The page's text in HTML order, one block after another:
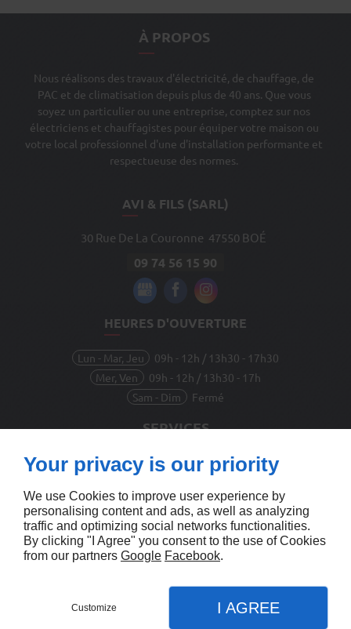
À PROPOS
Nous réalisons des travaux d'électricité, de chauffage, de
PAC et de climatisation depuis plus de 40 ans. Que vous
soyez un particulier ou une entreprise, comptez sur nos
électriciens et chauffagistes pour équiper votre maison ou
votre local professionnel d'une d'installation performante et
respectueuse des normes.
AVI & FILS (SARL)
30 Rue De La Couronne 47550 BOÉ
09 74 56 15 90
HEURES D'OUVERTURE
Lun - Mar, Jeu
09h - 12h / 13h30 - 17h30
Mer, Ven
09h - 12h / 13h30 - 17h
Sam - Dim
Fermé
SERVICES
Qui sommes-nous
Mentions légales
Plan du site
Your privacy is our priority
We use Cookies to improve user experience by
personalising content and ads, as well as analyzing
traffic and optimizing social networks functionalities.
By clicking "I Agree" you consent to the use of Cookies
from our partners Google Facebook.
Customize I AGREE